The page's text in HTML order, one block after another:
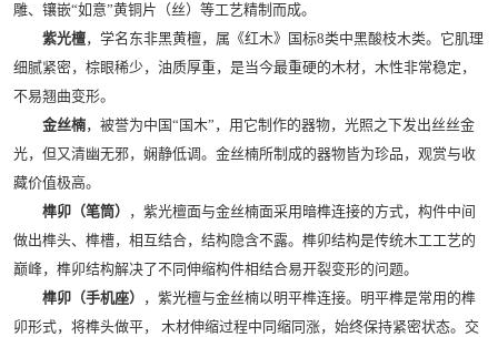
雕、镶嵌“如意”黄铜片（丝）等工艺精制而成。
紫光檀，学名东非黑黄檀，属《红木》国标8类中黑酸枝木类。它肌理
细腻紧密，棕眼稀少，油质厚重，是当今最重硬的木材，木性非常稳定，
不易翘曲变形。
金丝楠，被誉为中国“国木”，用它制作的器物，光照之下发出丝丝金
光，但又清幽无邪，娴静低调。金丝楠所制成的器物皆为珍品，观赏与收
藏价值极高。
榫卯（笔筒）
，紫光檀面与金丝楠面采用暗榫连接的方式，构件中间
做出榫头、榫槽，相互结合，结构隐含不露。榫卯结构是传统木工工艺的
巅峰，榫卯结构解决了不同伸缩构件相结合易开裂变形的问题。
榫卯（手机座）
，紫光檀与金丝楠以明平榫连接。明平榫是常用的榫
卯形式，将榫头做平， 木材伸缩过程中同缩同涨，始终保持紧密状态。交